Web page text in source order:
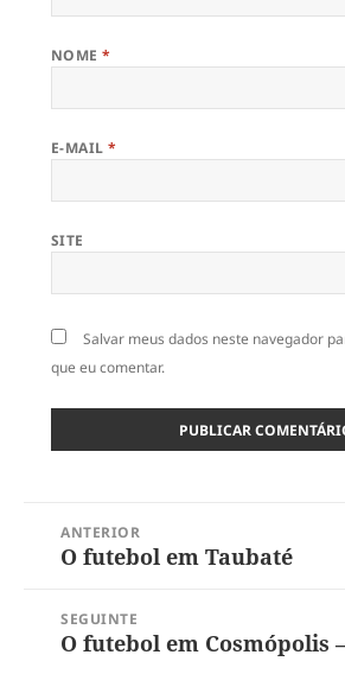
NOME*
E-MAIL*
SITE
Salvar meus dados neste navegador
que eu comentar.
ANTERIOR
Post
O futebol em Taubaté
SEGUINTE
Próximo
O futebol em Cosmópolis